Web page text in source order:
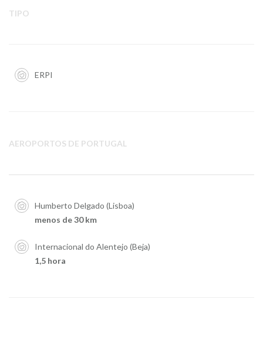
TIPO
ERPI
AEROPORTOS DE PORTUGAL
Humberto Delgado (Lisboa)
menos de 30 km
Internacional do Alentejo (Beja)
1,5 hora